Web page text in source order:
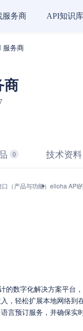
服务商 API知识库
服务商
0 技术资料
（产品与功能） elloha API
的数字化解决方案平台
，轻松扩展本地网络到
言预订服务，并确保实